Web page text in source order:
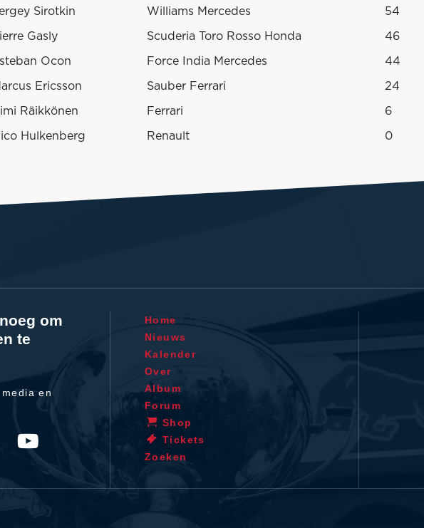
Sirotkin Williams Mercedes 54
Gasly Scuderia Toro Rosso Honda 46
Ocon Force India Mercedes 44
Ericsson Sauber Ferrari 24
Räikkönen Ferrari 6
Hulkenberg Renault 0
om
te
en
Home
Nieuws
Kalender
Over
Album
Forum
Shop
Tickets
Zoeken